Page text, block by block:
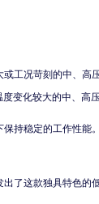
工况苛刻的中、高
变化较大的中、高压
持稳定的工作性能
了这款独具特色的